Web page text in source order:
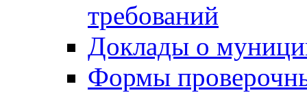
требований
Доклады о
Формы